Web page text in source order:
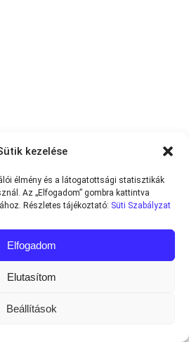
kezelése
élmény és a látogatottsági statisztikák
Az „Elfogadom” gombra kattintva
Részletes tájékoztató: Süti Szabályzat
Elfogadom
Elutasítom
Beállítások